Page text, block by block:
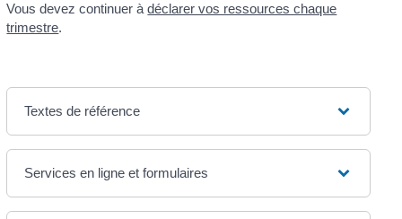
Vous devez continuer àdéclarer vos ressources chaque
trimestre.
Textes de référence
Services en ligne et formulaires